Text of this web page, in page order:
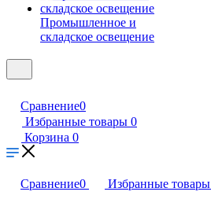
Промышленное и
складское освещение
Сравнение0
Избранные товары 0
Корзина 0
Сравнение0 Избранные товары